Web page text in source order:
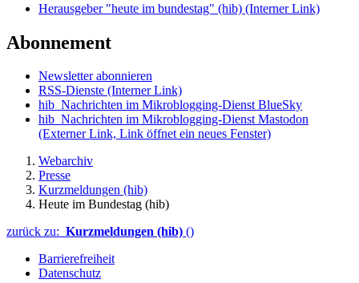
Herausgeber "heute im bundestag" (hib) (Interner Link)
Abonnement
Newsletter abonnieren
RSS-Dienste (Interner Link)
hib_Nachrichten im Mikroblogging-Dienst BlueSky
hib_Nachrichten im Mikroblogging-Dienst Mastodon
(Externer Link, Link öffnet ein neues Fenster)
Webarchiv
Presse
Kurzmeldungen (hib)
Heute im Bundestag (hib)
zurück zu: Kurzmeldungen (hib) ()
Barrierefreiheit
Datenschutz